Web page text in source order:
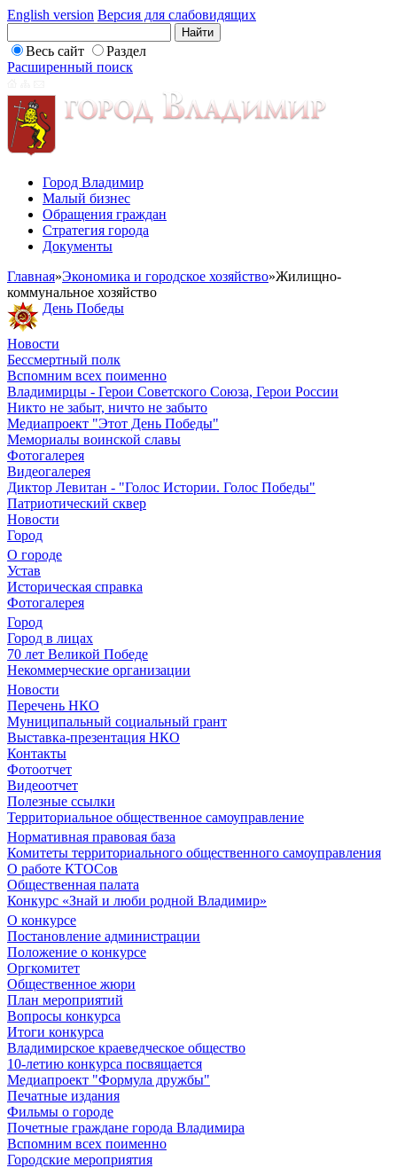
English version Версия для слабовидящих
Весь сайт
Раздел
Расширенный поиск
Город Владимир
Малый бизнес
Обращения граждан
Стратегия города
Документы
Главная»Экономика и городское хозяйство»Жилищно-
коммунальное хозяйство
День Победы
Новости
Бессмертный полк
Вспомним всех поименно
Владимирцы - Герои Советского Союза, Герои России
Никто не забыт, ничто не забыто
Медиапроект "Этот День Победы"
Мемориалы воинской славы
Фотогалерея
Видеогалерея
Диктор Левитан - "Голос Истории. Голос Победы"
Патриотический сквер
Новости
Город
О городе
Устав
Историческая справка
Фотогалерея
Город
Город в лицах
70 лет Великой Победе
Некоммерческие организации
Новости
Перечень НКО
Муниципальный социальный грант
Выставка-презентация НКО
Контакты
Фотоотчет
Видеоотчет
Полезные ссылки
Территориальное общественное самоуправление
Нормативная правовая база
Комитеты территориального общественного самоуправления
О работе КТОСов
Общественная палата
Конкурс «Знай и люби родной Владимир»
О конкурсе
Постановление администрации
Положение о конкурсе
Оргкомитет
Общественное жюри
План мероприятий
Вопросы конкурса
Итоги конкурса
Владимирское краеведческое общество
10-летию конкурса посвящается
Медиапроект "Формула дружбы"
Печатные издания
Фильмы о городе
Почетные граждане города Владимира
Вспомним всех поименно
Городские мероприятия